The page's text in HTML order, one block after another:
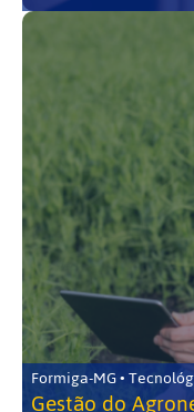
Gestão do